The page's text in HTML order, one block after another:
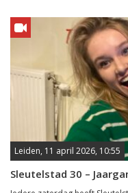
Leiden, 11 april 2026, 10:55
Sleutelstad 30 –